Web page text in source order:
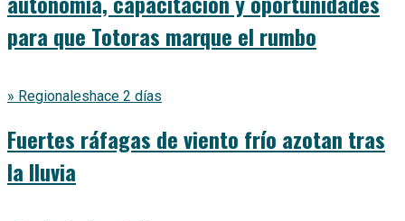
para que Totoras marque el rumbo
» Regionaleshace 2 días
Fuertes ráfagas de viento frío azotan tras
la lluvia